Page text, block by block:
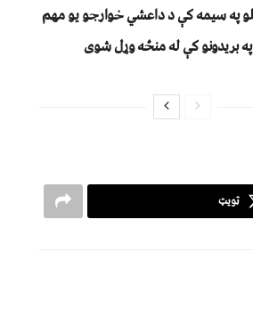
په سیمه کې د داعشي خوارجو یو مهم
بریدونو کې له منځه وړل شوی
ټویټ